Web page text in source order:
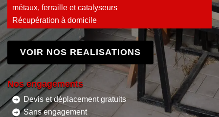
métaux, ferraille et catalyseurs
Récupération à domicile
VOIR NOS REALISATIONS
Nos engagements
Devis et déplacement gratuits
Sans engagement